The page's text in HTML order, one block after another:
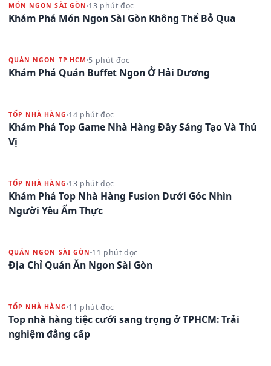
MÓN NGON SÀI GÒN 13 phút đọc
Khám Phá Món Ngon Sài Gòn Không Thể Bỏ Qua
QUÁN NGON TP.HCM 5 phút đọc
Khám Phá Quán Buffet Ngon Ở Hải Dương
TỐP NHÀ HÀNG 14 phút đọc
Khám Phá Top Game Nhà Hàng Đầy Sáng Tạo Và Thú
Vị
TỐP NHÀ HÀNG 13 phút đọc
Khám Phá Top Nhà Hàng Fusion Dưới Góc Nhìn
Người Yêu Ẩm Thực
QUÁN NGON SÀI GÒN 11 phút đọc
Địa Chỉ Quán Ăn Ngon Sài Gòn
TỐP NHÀ HÀNG 11 phút đọc
Top nhà hàng tiệc cưới sang trọng ở TPHCM: Trải
nghiệm đẳng cấp